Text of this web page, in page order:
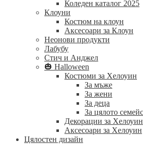
Коледен каталог 2025
Клоуни
Костюм на клоун
Аксесоари за Клоун
Неонови продукти
Лабубу
Стич и Анджел
🎃 Halloween
Костюми за Хелоуин
За мъже
За жени
За деца
За цялото
Декорации за Хелоуин
Аксесоари за Хелоуин
Цялостен дизайн